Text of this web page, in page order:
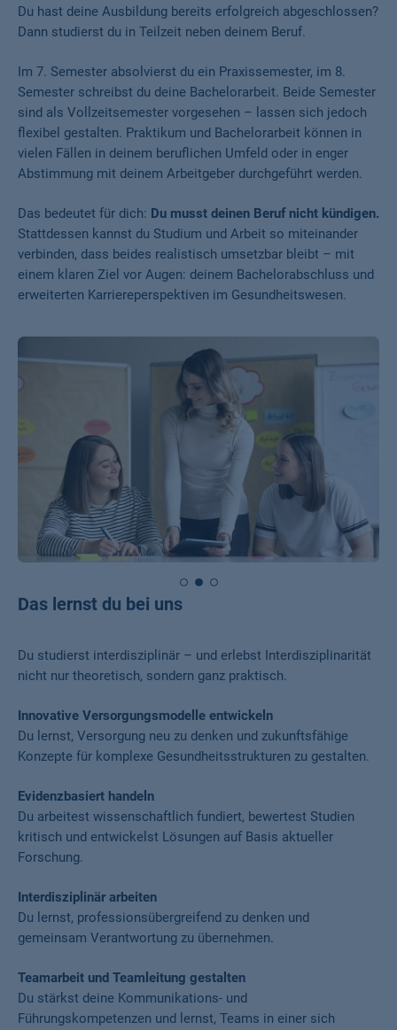
Du hast deine Ausbildung bereits erfolgreich abgeschlossen?
Dann studierst du in Teilzeit neben deinem Beruf.
Im 7. Semester absolvierst du ein Praxissemester, im 8.
Semester schreibst du deine Bachelorarbeit. Beide Semester
sind als Vollzeitsemester vorgesehen – lassen sich jedoch
flexibel gestalten. Praktikum und Bachelorarbeit können in
vielen Fällen in deinem beruflichen Umfeld oder in enger
Abstimmung mit deinem Arbeitgeber durchgeführt werden.
Das bedeutet für dich: Du musst deinen Beruf nicht kündigen.
Stattdessen kannst du Studium und Arbeit so miteinander
verbinden, dass beides realistisch umsetzbar bleibt – mit
einem klaren Ziel vor Augen: deinem Bachelorabschluss und
erweiterten Karriereperspektiven im Gesundheitswesen.
Das lernst du bei uns
Du studierst interdisziplinär – und erlebst Interdisziplinarität
nicht nur theoretisch, sondern ganz praktisch.
Innovative Versorgungsmodelle entwickeln
Du lernst, Versorgung neu zu denken und zukunftsfähige
Konzepte für komplexe Gesundheitsstrukturen zu gestalten.
Evidenzbasiert handeln
Du arbeitest wissenschaftlich fundiert, bewertest Studien
kritisch und entwickelst Lösungen auf Basis aktueller
Forschung.
Interdisziplinär arbeiten
Du lernst, professionsübergreifend zu denken und
gemeinsam Verantwortung zu übernehmen.
Teamarbeit und Teamleitung gestalten
Du stärkst deine Kommunikations- und
Führungskompetenzen und lernst, Teams in einer sich